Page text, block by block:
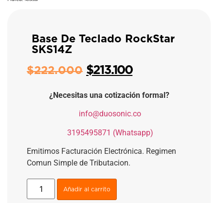
Base De Teclado RockStar
SKS14Z
$222.000 $213.100
¿Necesitas una cotización formal?
info@duosonic.co
3195495871 (Whatsapp)
Emitimos Facturación Electrónica. Regimen
Comun Simple de Tributacion.
Añadir al carrito